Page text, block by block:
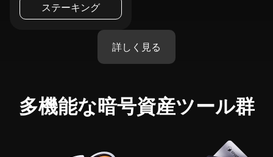
ステーキング
詳しく見る
多機能な暗号資産ツール群